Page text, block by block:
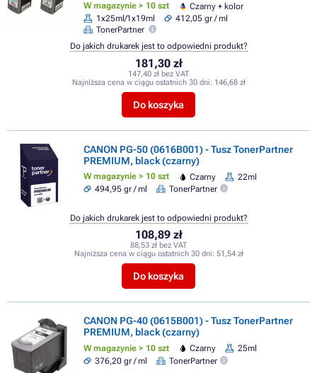
W magazynie > 10 szt
Czarny + kolor
1x25ml/1x19ml
412,05 gr / ml
TonerPartner
181,30 zł
147,40 zł bez VAT
Najniższa cena w ciągu ostatnich 30 dni: 146,68 zł
Do koszyka
Do jakich drukarek jest to odpowiedni produkt?
CANON PG-50 (0616B001) - Tusz TonerPartner
PREMIUM, black (czarny)
W magazynie > 10 szt Czarny
22ml
494,95 gr / ml
TonerPartner
108,89 zł
88,53 zł bez VAT
Najniższa cena w ciągu ostatnich 30 dni: 51,54 zł
Do koszyka
Do jakich drukarek jest to odpowiedni produkt?
CANON PG-40 (0615B001) - Tusz TonerPartner
PREMIUM, black (czarny)
W magazynie > 10 szt Czarny
25ml
376,20 gr / ml
TonerPartner